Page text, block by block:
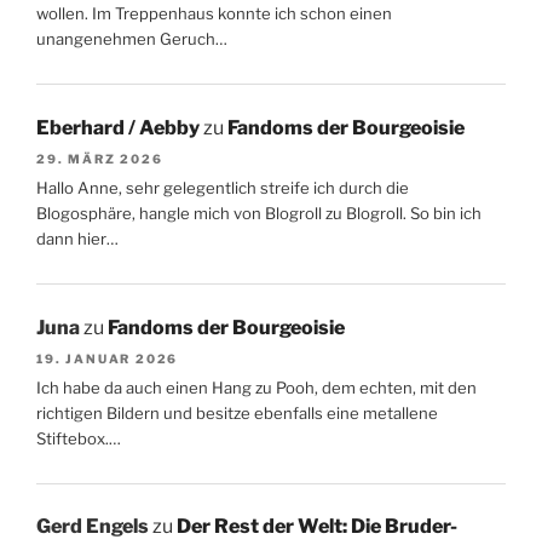
wollen. Im Treppenhaus konnte ich schon einen
unangenehmen Geruch…
Eberhard / Aebby zu Fandoms der Bourgeoisie
29. MÄRZ 2026
Hallo Anne, sehr gelegentlich streife ich durch die
Blogosphäre, hangle mich von Blogroll zu Blogroll. So bin ich
dann hier…
Juna zu Fandoms der Bourgeoisie
19. JANUAR 2026
Ich habe da auch einen Hang zu Pooh, dem echten, mit den
richtigen Bildern und besitze ebenfalls eine metallene
Stiftebox.…
Gerd Engelszu Der Rest der Welt: Die Bruder-